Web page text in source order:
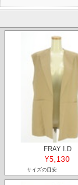
FRAY I.D
¥5,130
サイズの目安